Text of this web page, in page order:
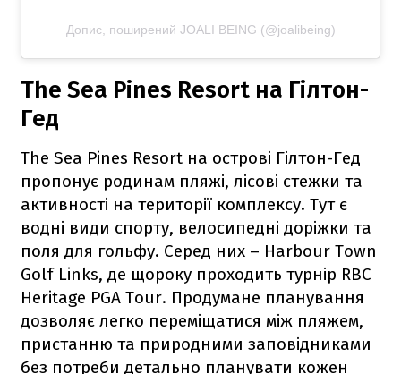
Допис, поширений JOALI BEING (@joalibeing)
The Sea Pines Resort на Гілтон-
Гед
The Sea Pines Resort на острові Гілтон-Гед
пропонує родинам пляжі, лісові стежки та
активності на території комплексу. Тут є
водні види спорту, велосипедні доріжки та
поля для гольфу. Серед них – Harbour Town
Golf Links, де щороку проходить турнір RBC
Heritage PGA Tour. Продумане планування
дозволяє легко переміщатися між пляжем,
пристанню та природними заповідниками
без потреби детально планувати кожен